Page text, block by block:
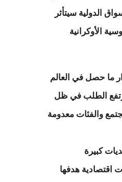
الدولية سيتأثر
الأوكرانية
ما حصل في العالم
أرتفع الطلب في ظل
والفئات معدومة
كبيرة
اقتصادية هدفها